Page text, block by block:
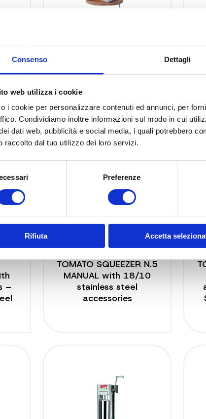
Consenso Dettagli
web utilizza i cookie
i cookie per personalizzare contenuti ed annunci, per
Condividiamo inoltre informazioni sul modo in cui
dati web, pubblicità e social media, i quali potrebbero
raccolto dal tuo utilizzo dei loro servizi.
Preferenze
Rifiuta Accetta
MEAT GRINDER N.10
–
8502 N
TOMATO SQUEEZER N.5
MANUAL with 18/10
stainless steel
accessories